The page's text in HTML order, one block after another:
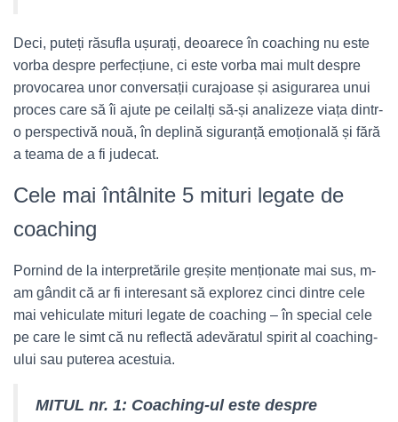
Deci, puteți răsufla ușurați, deoarece în coaching nu este
vorba despre perfecțiune, ci este vorba mai mult despre
provocarea unor conversații curajoase și asigurarea unui
proces care să îi ajute pe ceilalți să-și analizeze viața dintr-
o perspectivă nouă, în deplină siguranță emoțională și fără
a teama de a fi judecat.
Cele mai întâlnite 5 mituri legate de
coaching
Pornind de la interpretările greșite menționate mai sus, m-
am gândit că ar fi interesant să explorez cinci dintre cele
mai vehiculate mituri legate de coaching – în special cele
pe care le simt că nu reflectă adevăratul spirit al coaching-
ului sau puterea acestuia.
MITUL nr. 1: Coaching-ul este despre